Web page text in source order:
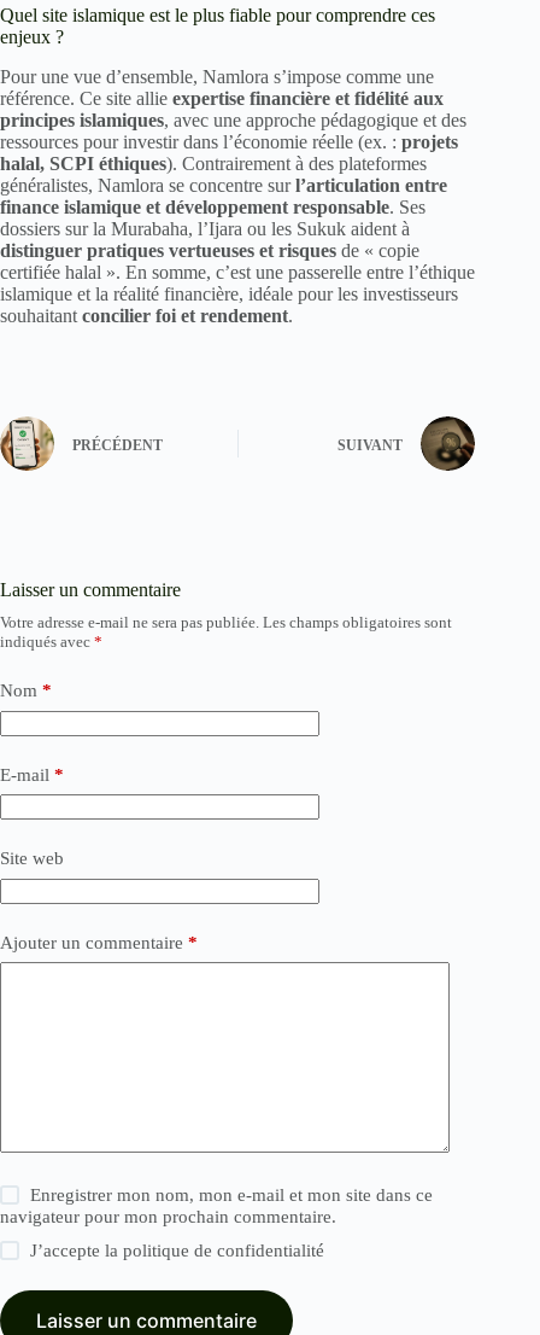
Quel site islamique est le plus fiable pour comprendre ces
enjeux ?
Pour une vue d’ensemble, Namlora s’impose comme une
référence. Ce site allie expertise financière et fidélité aux
principes islamiques, avec une approche pédagogique et des
ressources pour investir dans l’économie réelle (ex. : projets
halal, SCPI éthiques). Contrairement à des plateformes
généralistes, Namlora se concentre surl’articulation entre
finance islamique et développement responsable. Ses
dossiers sur la Murabaha, l’Ijara ou les Sukuk aident à
distinguer pratiques vertueuses et risques de « copie
certifiée halal ». En somme, c’est une passerelle entre l’éthique
islamique et la réalité financière, idéale pour les investisseurs
souhaitant concilier foi et rendement.
PRÉCÉDENT SUIVANT
Laisser un commentaire
Votre adresse e-mail ne sera pas publiée. Les champs obligatoires sont
indiqués avec *
Nom *
E-mail *
Site web
Ajouter un commentaire *
Enregistrer mon nom, mon e-mail et mon site dans ce
navigateur pour mon prochain commentaire.
J’accepte lapolitique de confidentialité
Laisser un commentaire